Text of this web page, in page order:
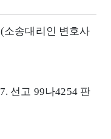
소송대리인 변호사
선고 99나4254 판